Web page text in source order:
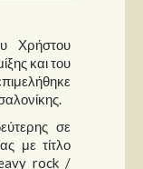
Χρήστου
και του
σε
με τίτλο
rock /